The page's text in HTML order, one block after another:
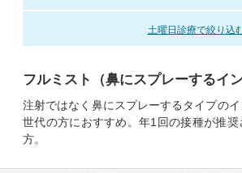
土曜日診療で絞り込
フルミスト（鼻にスプレーするイ
注射ではなく鼻にスプレーするタイプの
世代の方におすすめ。年1回の接種が推
方。